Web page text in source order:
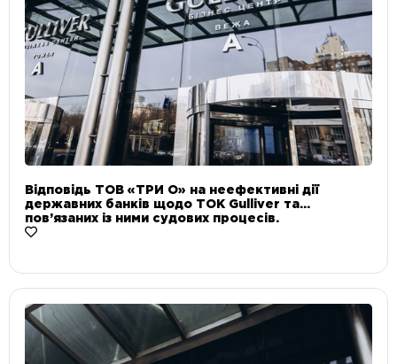
Відповідь ТОВ «ТРИ О» на неефективні дії
державних банків щодо ТОК Gulliver та
пов’язаних із ними судових процесів.